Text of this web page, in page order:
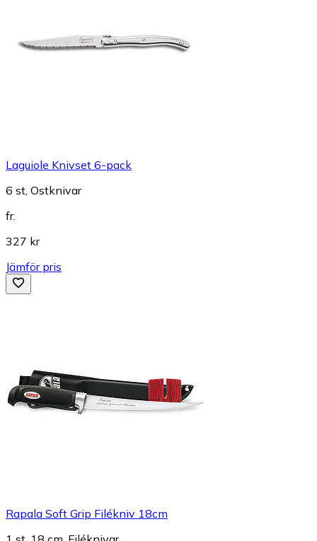
Laguiole Knivset 6-pack
6 st, Ostknivar
fr.
327 kr
Jämför pris
Rapala Soft Grip Filékniv 18cm